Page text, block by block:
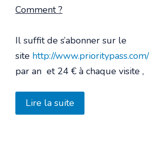
Comment ?
Il suffit de s’abonner sur le
site http://
par an et 24 € à chaque visite ,
Lire la suite